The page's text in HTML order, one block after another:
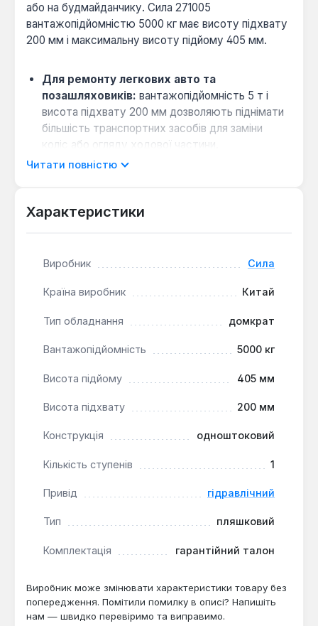
або на будмайданчику. Сила 271005
вантажопідйомністю 5000 кг має висоту підхвату
200 мм і максимальну висоту підйому 405 мм.
Для ремонту легкових авто та
позашляховиків: вантажопідйомність 5 т і
висота підхвату 200 мм дозволяють піднімати
більшість транспортних засобів для заміни
коліс або огляду ходової частини.
Компактне зберігання в багажнику:
займає багато місця.
контрольоване підняття вантажу, що важливо
Стійкість на нерівній поверхні: вертикальний
пляшковий дизайн і широка основа мінімізують
або асфальті.
вантажопідйомність 5 т підходить для підйому
бетонних блоків, металевих конструкцій або
обладнання на висоту до 405 мм.
автосервісах для обслуговування легкових
автомобілів, у гаражах для самостійного ремонту,
вантажів. Виробництво — Китай. Гарантія,
Чи підходить для позашляховиків з
дорожнім просвітом 250 мм?
Так — висота підхвату 200 мм дозволяє
Читати повністю
Характеристики
Виробник Сила
Країна виробник Китай
Тип обладнання домкрат
Вантажопідйомність 5000 кг
Висота підйому 405 мм
Висота підхвату 200 мм
Конструкція одноштоковий
Кількість ступенів 1
Привід гідравлічний
Тип пляшковий
Комплектація гарантійний талон
Виробник може змінювати характеристики товару без
попередження. Помітили помилку в описі? Напишіть
нам — швидко перевіримо та виправимо.